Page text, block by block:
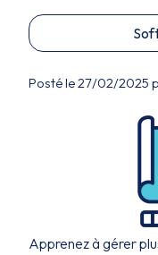
Posté le 27/02/2025
Apprenez à gérer